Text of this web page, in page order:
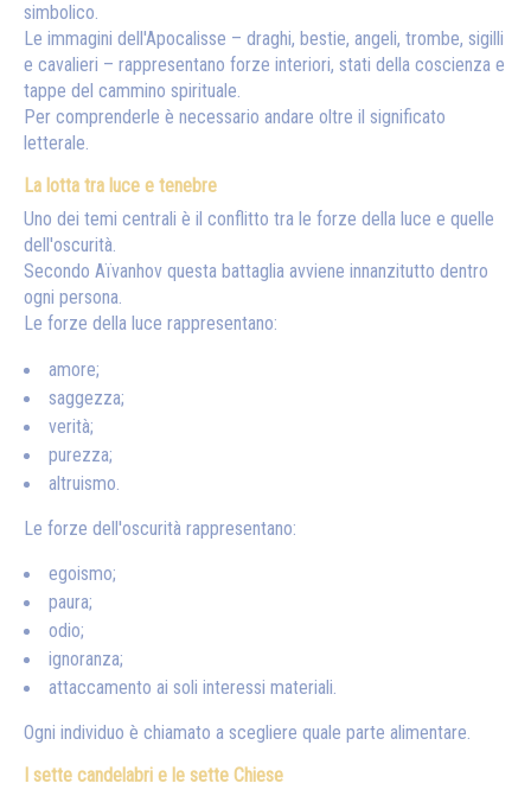
simbolico.
Le immagini dell'Apocalisse – draghi, bestie, angeli, trombe, sigilli
e cavalieri – rappresentano forze interiori, stati della coscienza e
tappe del cammino spirituale.
Per comprenderle è necessario andare oltre il significato
letterale.
La lotta tra luce e tenebre
Uno dei temi centrali è il conflitto tra le forze della luce e quelle
dell'oscurità.
Secondo Aïvanhov questa battaglia avviene innanzitutto dentro
ogni persona.
Le forze della luce rappresentano:
amore;
saggezza;
verità;
purezza;
altruismo.
Le forze dell'oscurità rappresentano:
egoismo;
paura;
odio;
ignoranza;
attaccamento ai soli interessi materiali.
Ogni individuo è chiamato a scegliere quale parte alimentare.
I sette candelabri e le sette Chiese